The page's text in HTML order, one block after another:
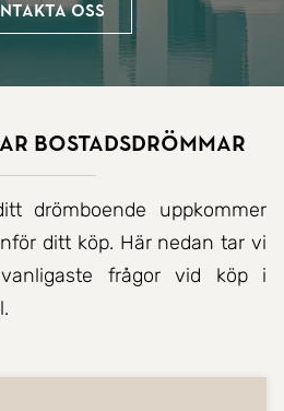
oss
bostadsdrömmar
drömboende uppkommer
ditt köp. Här nedan tar vi
frågor vid köp i